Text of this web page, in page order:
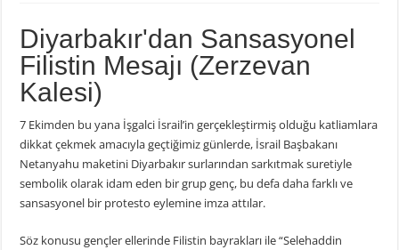
Diyarbakır'dan Sansasyonel
Filistin Mesajı (Zerzevan
Kalesi)
7 Ekimden bu yana İşgalci İsrail’in gerçekleştirmiş olduğu katliamlara
dikkat çekmek amacıyla geçtiğimiz günlerde, İsrail Başbakanı
Netanyahu maketini Diyarbakır surlarından sarkıtmak suretiyle
sembolik olarak idam eden bir grup genç, bu defa daha farklı ve
sansasyonel bir protesto eylemine imza attılar.
Söz konusu gençler ellerinde Filistin bayrakları ile “Selehaddin